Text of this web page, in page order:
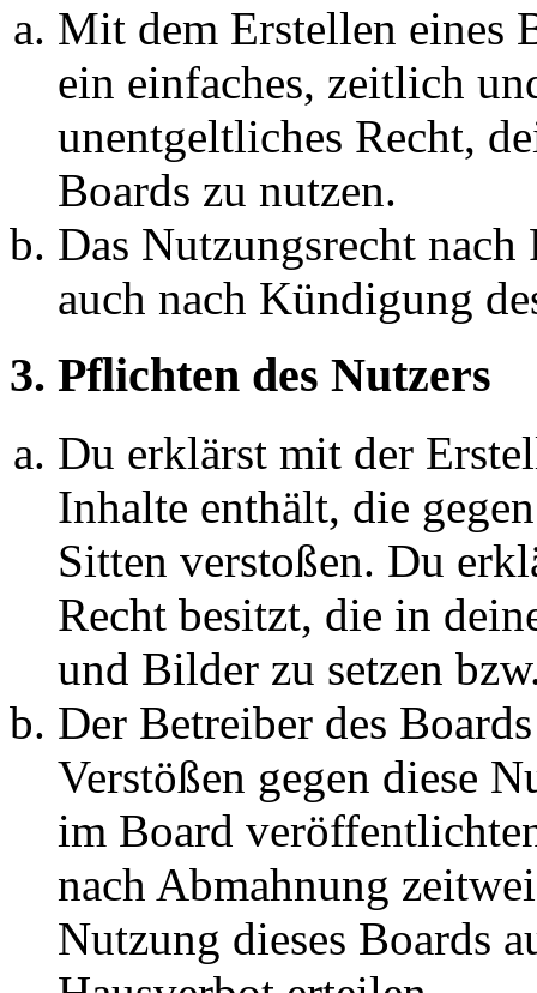
Mit dem Erstellen eines
ein einfaches, zeitlich
unentgeltliches Recht,
Boards zu nutzen.
Das Nutzungsrecht
auch nach Kündigung
3. Pflichten des Nutzers
Du erklärst mit der
Inhalte enthält, die
Sitten verstoßen. Du
Recht besitzt, die in
und Bilder zu setzen
Der Betreiber des
Verstößen gegen diese
im Board
nach Abmahnung
Nutzung dieses Boards